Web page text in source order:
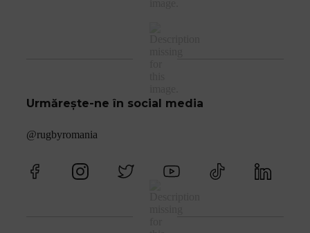
Urmărește-ne în social media
@rugbyromania